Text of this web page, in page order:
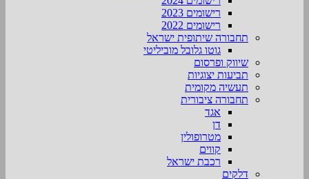
רישומים 2023
רישומים 2022
תחבורה שיתופית ישראל
גוטו גלובל מוביליטי
שיווק ופרסום
תביעות יצוגיות
תעשיה מקומית
תחבורה ציבורית
אגד
דן
מטרופולין
קווים
רכבת ישראל
דלקים